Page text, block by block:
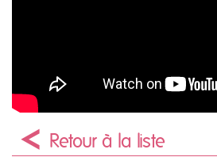
Retour à la liste